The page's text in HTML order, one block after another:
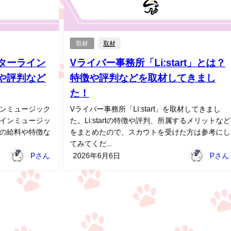
ーライン
評判など
ミュージック
ンミュージッ
給料や特徴な
Pさん
取材 取材
Vライバー事務所「Li:start」とは？
特徴や評判などを取材してきまし
た！
Vライバー事務所「Li:start」を取材してきまし
た。Li:startの特徴や評判、所属するメリットなど
をまとめたので、スカウトを受けた方は参考にし
てみてくだ...
2026年6月6日
Pさん